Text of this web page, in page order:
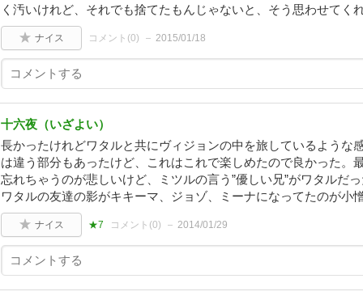
く汚いけれど、それでも捨てたもんじゃないと、そう思わせてく
ナイス コメント(0) 2015/01/18
十六夜（いざよい）
長かったけれどワタルと共にヴィジョンの中を旅しているような
は違う部分もあったけど、これはこれで楽しめたので良かった。
忘れちゃうのが悲しいけど、ミツルの言う”優しい兄”がワタルだっ
ワタルの友達の影がキキーマ、ジョゾ、ミーナになってたのが小
ナイス ★7 コメント(0) 2014/01/29